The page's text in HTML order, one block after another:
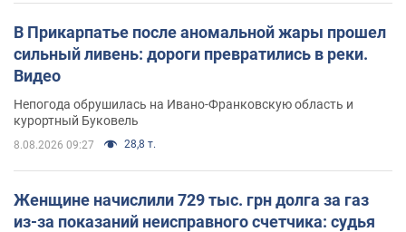
В Прикарпатье после аномальной жары прошел
сильный ливень: дороги превратились в реки.
Видео
Непогода обрушилась на Ивано-Франковскую область и
курортный Буковель
8.08.2026 09:27 28,8 т.
Женщине начислили 729 тыс. грн долга за газ
из-за показаний неисправного счетчика: судья